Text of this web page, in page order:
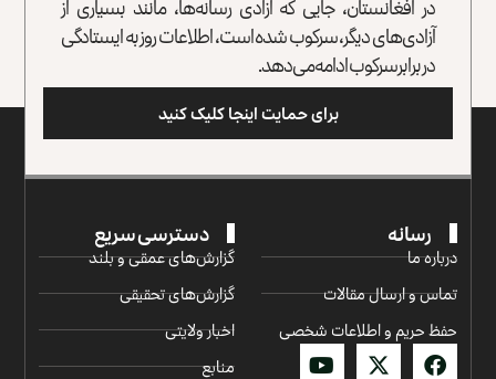
آزادی‌های دیگر، سرکوب شده است، اطلاعات روز به ایستادگی
در برابر سرکوب ادامه می‌دهد.
برای حمایت اینجا کلیک کنید
رسانه
درباره ما
تماس و ارسال مقالات
حفظ حریم و اطلاعات شخصی
دسترسی سریع
گزارش‌‌های عمقی و بلند
گزارش‌های تحقیقی
اخبار ولایتی
منابع